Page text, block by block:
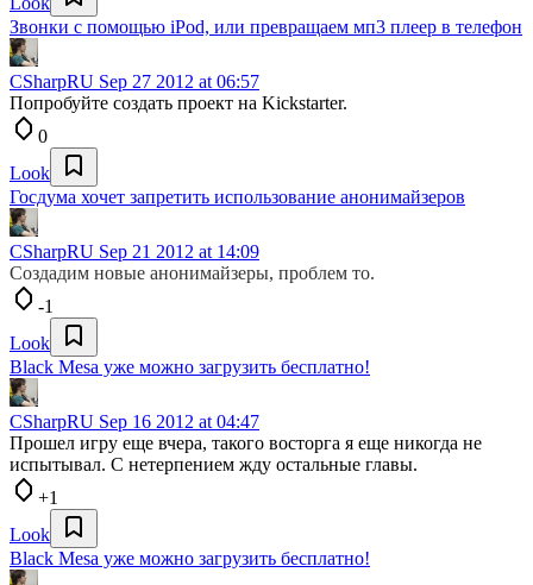
Звонки с помощью iPod, или превращаем мп3 плеер в телефон
CSharpRU Sep 27 2012 at 06:57
Попробуйте создать проект на Kickstarter.
0
Look
Госдума хочет запретить использование анонимайзеров
CSharpRU Sep 21 2012 at 14:09
Создадим новые анонимайзеры, проблем то.
-1
Look
Black Mesa уже можно загрузить бесплатно!
CSharpRU Sep 16 2012 at 04:47
Прошел игру еще вчера, такого восторга я еще никогда не
испытывал. С нетерпением жду остальные главы.
+1
Look
Black Mesa уже можно загрузить бесплатно!